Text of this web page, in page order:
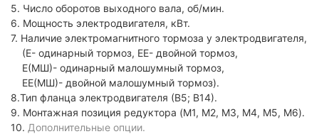
5. Число оборотов выходного вала, об/мин.
6. Мощность электродвигателя, кВт.
7. Наличие электромагнитного тормоза у электродвигателя,
(Е- одинарный тормоз, ЕЕ- двойной тормоз,
Е(МШ)- одинарный малошумный тормоз,
ЕЕ(МШ)- двойной малошумный тормоз).
8.Тип фланца электродвигателя (В5; В14).
9. Монтажная позиция редуктора (M1, M2, M3, M4, M5, M6).
10. Дополнительные опции.